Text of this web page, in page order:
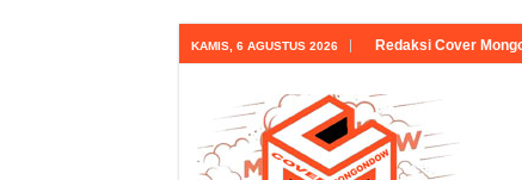
KAMIS, 6 AGUSTUS 2026 Redaksi Cover